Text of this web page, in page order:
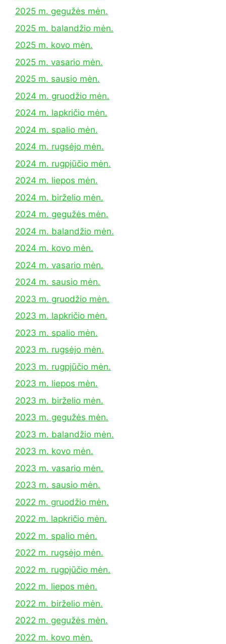
2025 m. gegužės mėn.
2025 m. balandžio mėn.
2025 m. kovo mėn.
2025 m. vasario mėn.
2025 m. sausio mėn.
2024 m. gruodžio mėn.
2024 m. lapkričio mėn.
2024 m. spalio mėn.
2024 m. rugsėjo mėn.
2024 m. rugpjūčio mėn.
2024 m. liepos mėn.
2024 m. birželio mėn.
2024 m. gegužės mėn.
2024 m. balandžio mėn.
2024 m. kovo mėn.
2024 m. vasario mėn.
2024 m. sausio mėn.
2023 m. gruodžio mėn.
2023 m. lapkričio mėn.
2023 m. spalio mėn.
2023 m. rugsėjo mėn.
2023 m. rugpjūčio mėn.
2023 m. liepos mėn.
2023 m. birželio mėn.
2023 m. gegužės mėn.
2023 m. balandžio mėn.
2023 m. kovo mėn.
2023 m. vasario mėn.
2023 m. sausio mėn.
2022 m. gruodžio mėn.
2022 m. lapkričio mėn.
2022 m. spalio mėn.
2022 m. rugsėjo mėn.
2022 m. rugpjūčio mėn.
2022 m. liepos mėn.
2022 m. birželio mėn.
2022 m. gegužės mėn.
2022 m. kovo mėn.